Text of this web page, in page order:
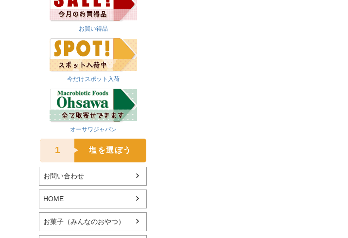
お買い得品
今だけスポット入荷
オーサワジャパン
1 塩を選ぼう
お問い合わせ
HOME
お菓子（みんなのおやつ）